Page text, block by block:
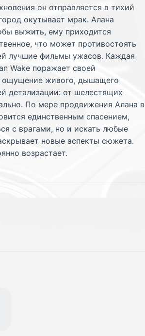
он отправляется в тихий
окутывает мрак. Алана
выжить, ему приходится
что может противостоять
лучшие фильмы ужасов. Каждая
Wake поражает своей
ощущение живого, дышащего
детализации: от шелестящих
По мере продвижения Алана в
единственным спасением,
с врагами, но и искать любые
новые аспекты сюжета.
возрастает.